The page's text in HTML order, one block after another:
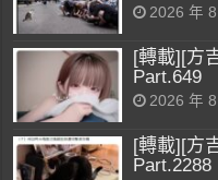
2026 年
[轉載][方
Part.649
2026 年
[轉載][方
Part.2288